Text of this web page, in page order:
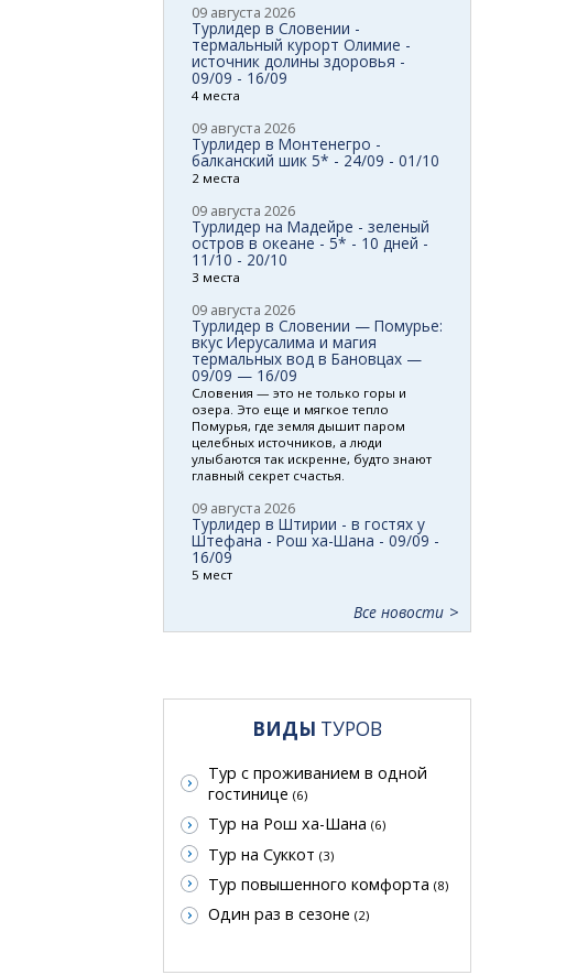
09 августа 2026
Турлидер в Словении -
термальный курорт Олимие -
источник долины здоровья -
09/09 - 16/09
4 места
09 августа 2026
Турлидер в Монтенегро -
балканский шик 5* - 24/09 - 01/10
2 места
09 августа 2026
Турлидер на Мадейре - зеленый
остров в океане - 5* - 10 дней -
11/10 - 20/10
3 места
09 августа 2026
Турлидер в Словении — Помурье:
вкус Иерусалима и магия
термальных вод в Бановцах —
09/09 — 16/09
Словения — это не только горы и
озера. Это еще и мягкое тепло
Помурья, где земля дышит паром
целебных источников, а люди
улыбаются так искренне, будто знают
главный секрет счастья.
09 августа 2026
Турлидер в Штирии - в гостях у
Штефана - Рош ха-Шана - 09/09 -
16/09
5 мест
Все новости
ВИДЫ ТУРОВ
Тур с проживанием в одной
гостинице (6)
Тур на Рош ха-Шана (6)
Тур на Суккот (3)
Тур повышенного комфорта (8)
Один раз в сезоне (2)